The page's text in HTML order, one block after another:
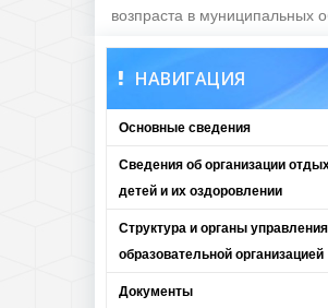
возпраста в муниципальных
НАВИГАЦИЯ
Основные сведения
Сведения об организации
детей и их оздоровлении
Структура и органы управления
образовательной организацией
Документы